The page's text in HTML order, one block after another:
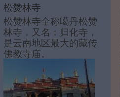
松赞林寺
松赞林寺全称噶丹松赞
林寺，又名：归化寺，
是云南地区最大的藏传
佛教寺庙。